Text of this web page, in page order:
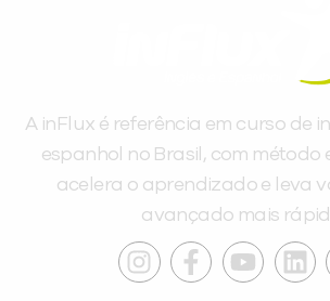
A inFlux é referência em curso de
espanhol no Brasil, com método
acelera o aprendizado e leva
avançado mais